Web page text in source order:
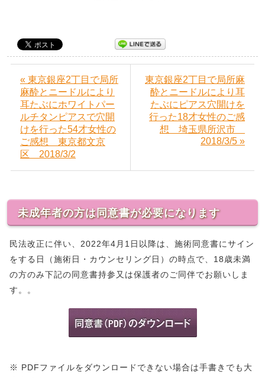
« 東京銀座2丁目で局所
麻酔とニードルにより
耳たぶにホワイトパー
ルチタンピアスで穴開
けを行った54才女性の
ご感想 東京都文京
区 2018/3/2
東京銀座2丁目で局所麻
酔とニードルにより耳
たぶにピアス穴開けを
行った18才女性のご感
想 埼玉県所沢市
2018/3/5 »
未成年者の方は同意書が必要になります
民法改正に伴い、2022年4月1日以降は、施術同意書にサイン
をする日（施術日・カウンセリング日）の時点で、18歳未満
の方のみ下記の同意書持参又は保護者のご同伴でお願いしま
す。。
※ PDFファイルをダウンロードできない場合は手書きでも大